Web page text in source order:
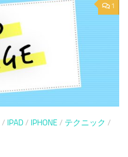
1
/ IPAD/ IPHONE / テクニック /